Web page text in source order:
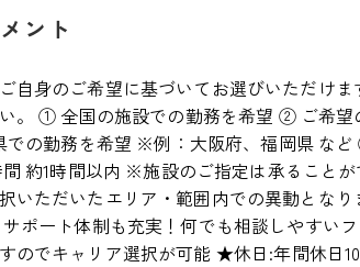
ント
自身のご希望に基づいてお選びいただけ
。 ① 全国の施設での勤務を希望 ② ご希
の勤務を希望 ※例：大阪府、福岡県 な
約1時間以内 ※施設のご指定は承ること
いただいたエリア・範囲内での異動と
ポート体制も充実！何でも相談しやす
のでキャリア選択が可能 ★休日:年間休日